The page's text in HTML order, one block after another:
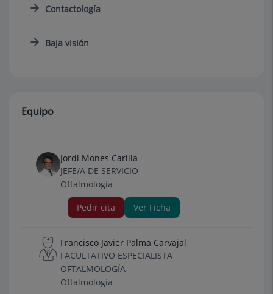
Contactología
Baja visión
Equipo
Jordi Mones Carilla
JEFE/A DE SERVICIO
Oftalmología
Pedir cita
Ver Ficha
Francisco Javier Palma Carvajal
FACULTATIVO ESPECIALISTA
OFTALMOLOGÍA
Oftalmología